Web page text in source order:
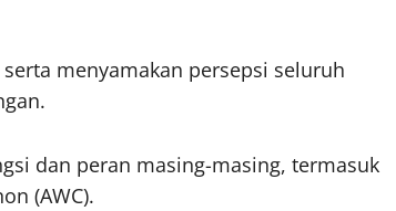
menyamakan persepsi seluruh
dan peran masing-masing, termasuk
(AWC).